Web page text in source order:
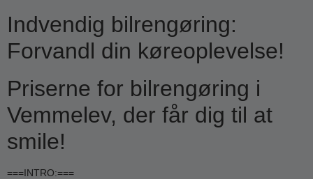
Indvendig bilrengøring:
Forvandl din køreoplevelse!
Priserne for bilrengøring i
Vemmelev, der får dig til at
smile!
===INTRO:===